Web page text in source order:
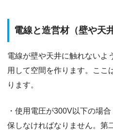
電線と造営材（壁や天
電線が壁や天井に触れないよ
用して空間を作ります。ここ
ります。
・使用電圧が300V以下の場
保しなければなりません。第